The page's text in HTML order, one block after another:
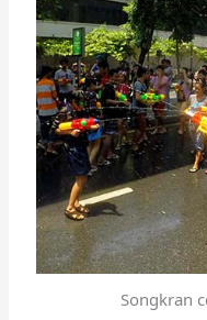
Songkran